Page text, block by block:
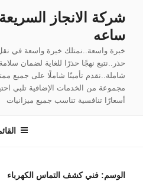
المحتوىساعه
خبرة واسعة..نمتلك خبرة واسعة في
حذر..نتبع نهجًا حذرًا للغاية لضمان
شاملة..نقدم تأمينًا شاملًا على جميع
مجموعة من الخدمات الإضافية تلبي
أسعارًا تنافسية تناسب جميع ميزانيات
الوسم: فني كشف التماس الكهرباء